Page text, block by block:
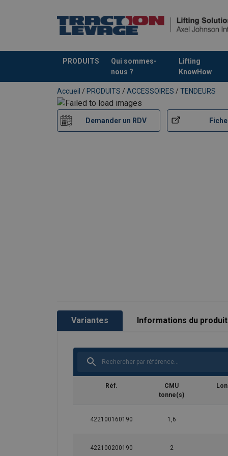
PRODUITS
Qui sommes-
nous ?
Lifting
KnowHow
Ajouté au panier
Accueil / PRODUITS / ACCESSOIRES / TENDEURS
Demander un RDV
Variantes Informations du produit
Réf.
CMU
tonne(s)
422100160190 1,6
422100200190 2